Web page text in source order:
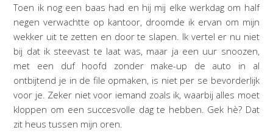
Toen ik nog een baas had en hij mij elke werkdag om half
negen verwachtte op kantoor, droomde ik ervan om mijn
wekker uit te zetten en door te slapen. Ik vertel er nu niet
bij dat ik steevast te laat was, maar ja een uur snoozen,
met een duf hoofd zonder make-up de auto in al
ontbijtend je in de file opmaken, is niet per se bevorderlijk
voor je. Zeker niet voor iemand zoals ik, waarbij alles moet
kloppen om een succesvolle dag te hebben. Gek hè? Dat
zit heus tussen mijn oren.